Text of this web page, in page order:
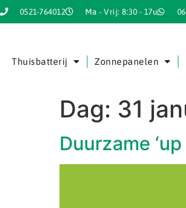
0521-764012 Ma - Vrij: 8:30 - 17u
Thuisbatterij Zonnepanelen
Dag: 31
Duurzame